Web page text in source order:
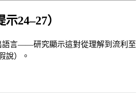
24–27）
語言——研究顯示這對從理解到流利至
說）。